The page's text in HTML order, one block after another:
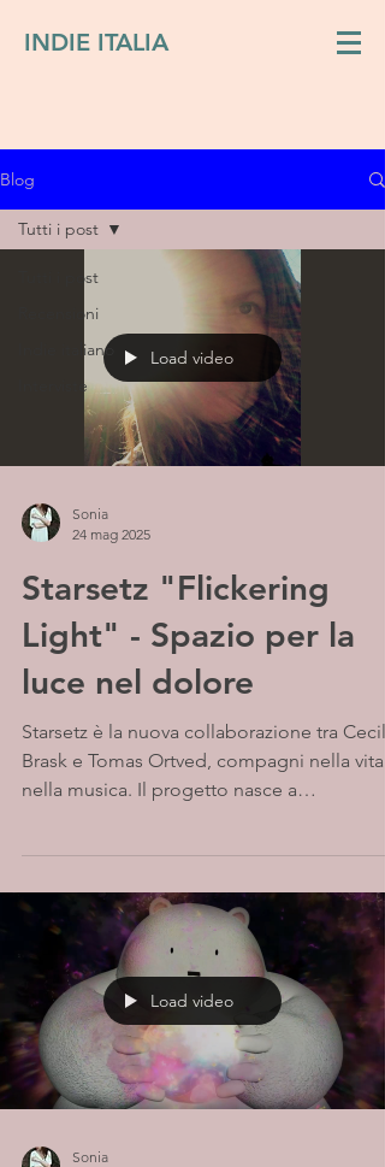
INDIE ITALIA
Blog
Tutti i post
Recensioni
Indie italiano
Interviste
Tutti i post
Load video
Sonia
24 mag 2025
Starsetz "Flickering
Light" - Spazio per la
luce nel dolore
Starsetz è la nuova collaborazione tra Cecilie
Brask e Tomas Ortved, compagni nella vita
nella musica. Il progetto nasce a
Load video
Sonia